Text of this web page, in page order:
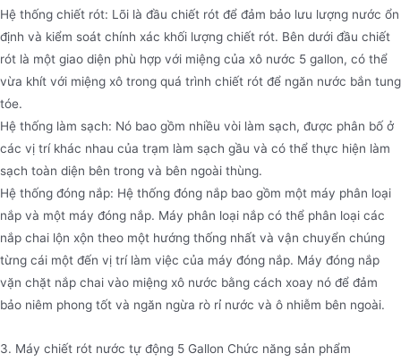
Hệ thống chiết rót: Lõi là đầu chiết rót để đảm bảo lưu lượng nước ổn
định và kiểm soát chính xác khối lượng chiết rót. Bên dưới đầu chiết
rót là một giao diện phù hợp với miệng của xô nước 5 gallon, có thể
vừa khít với miệng xô trong quá trình chiết rót để ngăn nước bắn tung
tóe.
Hệ thống làm sạch: Nó bao gồm nhiều vòi làm sạch, được phân bố ở
các vị trí khác nhau của trạm làm sạch gầu và có thể thực hiện làm
sạch toàn diện bên trong và bên ngoài thùng.
Hệ thống đóng nắp: Hệ thống đóng nắp bao gồm một máy phân loại
nắp và một máy đóng nắp. Máy phân loại nắp có thể phân loại các
nắp chai lộn xộn theo một hướng thống nhất và vận chuyển chúng
từng cái một đến vị trí làm việc của máy đóng nắp. Máy đóng nắp
vặn chặt nắp chai vào miệng xô nước bằng cách xoay nó để đảm
bảo niêm phong tốt và ngăn ngừa rò rỉ nước và ô nhiễm bên ngoài.
3. Máy chiết rót nước tự động 5 Gallon Chức năng sản phẩm